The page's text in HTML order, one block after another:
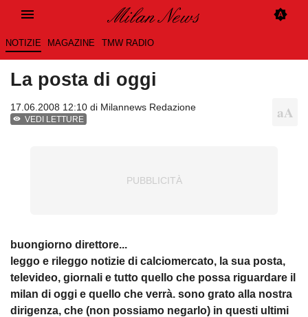
NOTIZIE MAGAZINE TMW RADIO
La posta di oggi
17.06.2008 12:10 di Milannews Redazione
VEDI LETTURE
buongiorno direttore...
leggo e rileggo notizie di calciomercato, la sua posta,
televideo, giornali e tutto quello che possa riguardare il
milan di oggi e quello che verrà. sono grato alla nostra
dirigenza, che (non possiamo negarlo) in questi ultimi